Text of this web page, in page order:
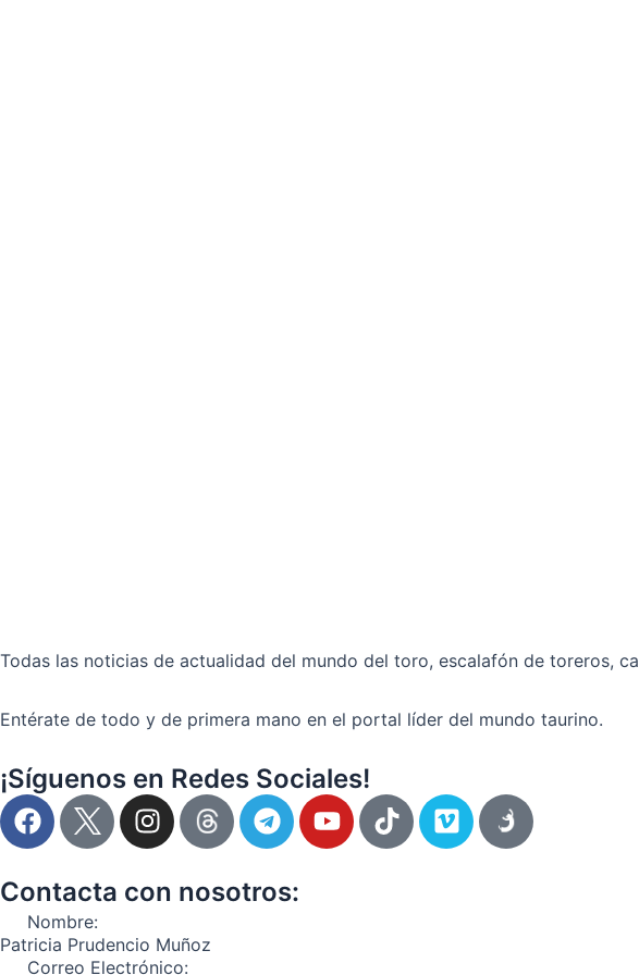
Todas las noticias de actualidad del mundo del toro, escalafón de toreros,
Entérate de todo y de primera mano en el portal líder del mundo taurino.
¡Síguenos en Redes Sociales!
F
a
e
b
o
I
n
t
g
T
e
e
Y
o
T
i
V
i
Contacta con nosotros:
Nombre:
Patricia Prudencio Muñoz
Correo Electrónico: